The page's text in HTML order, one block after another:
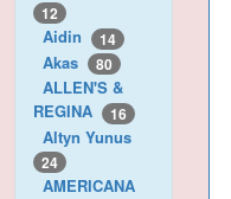
12
Aidin 14
Akas 80
ALLEN'S &
REGINA
16
Altyn Yunus
24
AMERICANA